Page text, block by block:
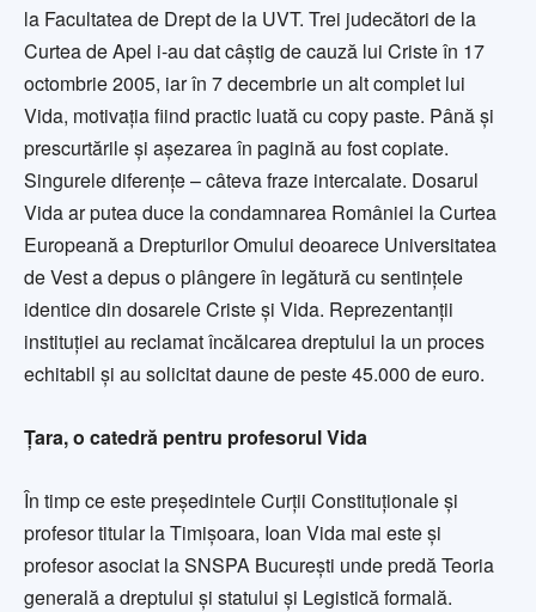
la Facultatea de Drept de la UVT. Trei judecători de la
Curtea de Apel i-au dat câştig de cauză lui Criste în 17
octombrie 2005, iar în 7 decembrie un alt complet lui
Vida, motivaţia fiind practic luată cu copy paste. Până şi
prescurtările şi aşezarea în pagină au fost copiate.
Singurele diferenţe – câteva fraze intercalate. Dosarul
Vida ar putea duce la condamnarea României la Curtea
Europeană a Drepturilor Omului deoarece Universitatea
de Vest a depus o plângere în legătură cu sentinţele
identice din dosarele Criste şi Vida. Reprezentanţii
instituţiei au reclamat încălcarea dreptului la un proces
echitabil şi au solicitat daune de peste 45.000 de euro.
Ţara, o catedră pentru profesorul Vida
În timp ce este preşedintele Curţii Constituţionale şi
profesor titular la Timişoara, Ioan Vida mai este şi
profesor asociat la SNSPA Bucureşti unde predă Teoria
generală a dreptului şi statului şi Legistică formală.